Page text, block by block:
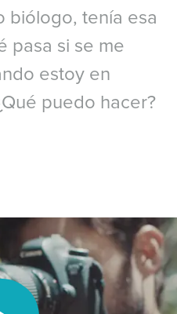
biólogo, tenía esa
pasa si se me
estoy en
puedo hacer?